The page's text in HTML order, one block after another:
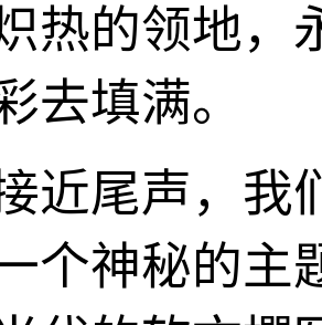
热的领地，
去填满。
近尾声，我
个神秘的主